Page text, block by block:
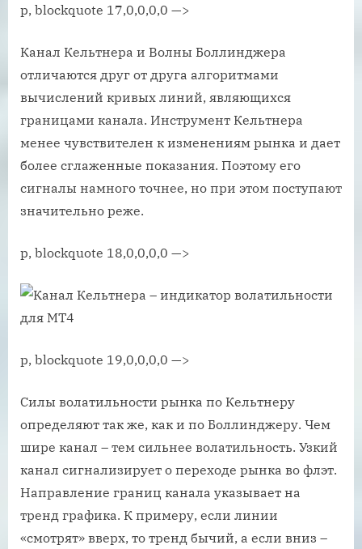
p, blockquote 17,0,0,0,0 —>
Канал Кельтнера и Волны Боллинджера
отличаются друг от друга алгоритмами
вычислений кривых линий, являющихся
границами канала. Инструмент Кельтнера
менее чувствителен к изменениям рынка и дает
более сглаженные показания. Поэтому его
сигналы намного точнее, но при этом поступают
значительно реже.
p, blockquote 18,0,0,0,0 —>
p, blockquote 19,0,0,0,0 —>
Силы волатильности рынка по Кельтнеру
определяют так же, как и по Боллинджеру. Чем
шире канал – тем сильнее волатильность. Узкий
канал сигнализирует о переходе рынка во флэт.
Направление границ канала указывает на
тренд графика. К примеру, если линии
«смотрят» вверх, то тренд бычий, а если вниз –